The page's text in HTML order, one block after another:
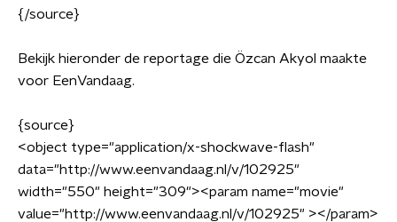
{/source}
Bekijk hieronder de reportage die Özcan Akyol maakte
voor EenVandaag.
{source}
<object type="application/x-shockwave-flash"
data="http://www.eenvandaag.nl/v/102925"
width="550" height="309"><param name="movie"
value="http://www.eenvandaag.nl/v/102925" ></param>